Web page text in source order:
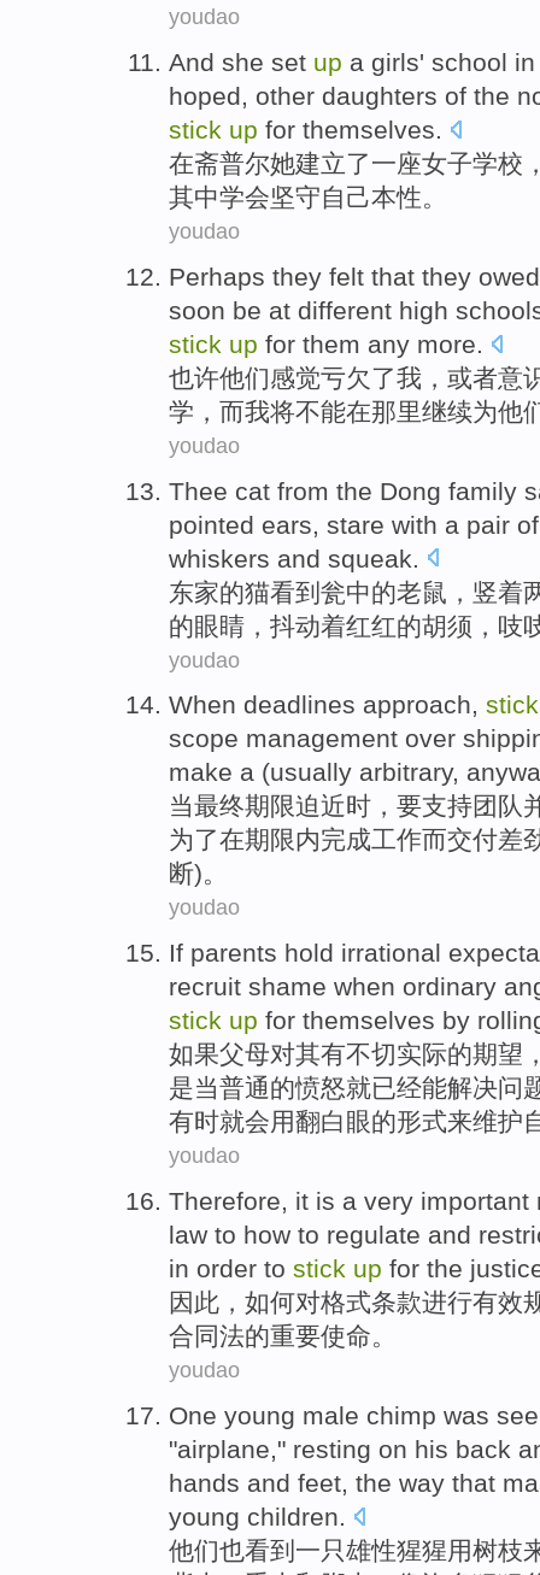
youdao
And she set up a girls' school in
hoped, other daughters of the
stick up for themselves.
在斋普尔她建立了一座女子学校
其中学会坚守自己本性。
youdao
Perhaps they felt that they owed
soon be at different high
stick up for them any more.
也许他们感觉亏欠了我 ， 或者意
学 ， 而我将不能在那里继续为他
youdao
Thee cat from the Dong family
pointed ears stare with a pair of
whiskers and squeak
东家的猫看到 瓮中的老鼠 ，竖着
的眼睛 ， 抖动着红红的胡须，吱
youdao
When deadlines approach,
scope management over
make a (usually arbitrary,
当最终期限迫近时 ，要支持团队
为了在期限内完成工作而交付差
断)。
youdao
If parents hold irrational
recruit shame when ordinary
stick up for themselves by
如果父母对其有不切实际的期望
是当普通的愤怒就已经能解决问
有时就会用翻白眼的形式来维护
youdao
Therefore, it is a very important
law to how to regulate and
in order to stick up for the
因此 ， 如何对格式条款进行有效
合同法的重要使命。
youdao
One young male chimp was
"airplane," resting on his back
hands and feet, the way that
young children.
他们也看到 一只雄性猩猩用树枝